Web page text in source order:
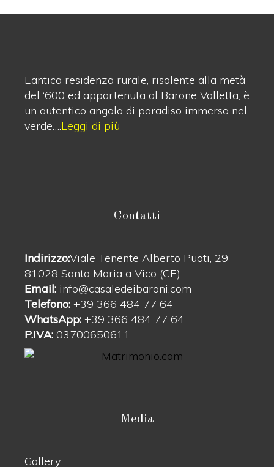
L’antica residenza rurale, risalente alla metà
del ‘600 ed appartenuta al Barone Valletta, è
un autentico angolo di paradiso immerso nel
verde….Leggi di più
Contatti
Indirizzo:Viale Tenente Alberto Puoti, 29
81028 Santa Maria a Vico (CE)
Email: info@casaledeibaroni.com
Telefono: +39 366 484 77 64
WhatsApp: +39 366 484 77 64
P.IVA: 03700650611
Media
Gallery